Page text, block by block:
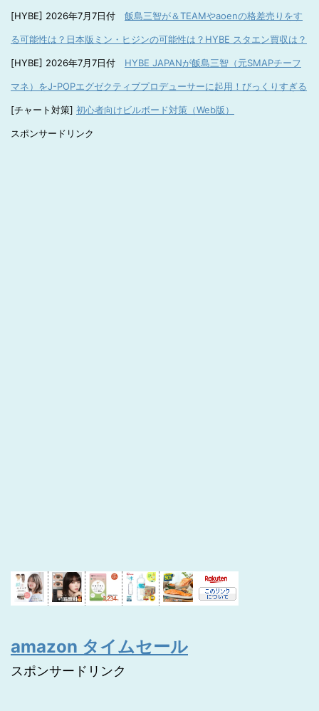
[HYBE] 2026年7月7日付 飯島三智が＆TEAMやaoenの格差売りをす
る可能性は？日本版ミン・ヒジンの可能性は？HYBE スタエン買収は？
[HYBE] 2026年7月7日付 HYBE JAPANが飯島三智（元SMAPチーフ
マネ）をJ-POPエグゼクティブプロデューサーに起用！びっくりすぎる
[チャート対策] 初心者向けビルボード対策（Web版）
スポンサードリンク
amazon タイムセール
スポンサードリンク